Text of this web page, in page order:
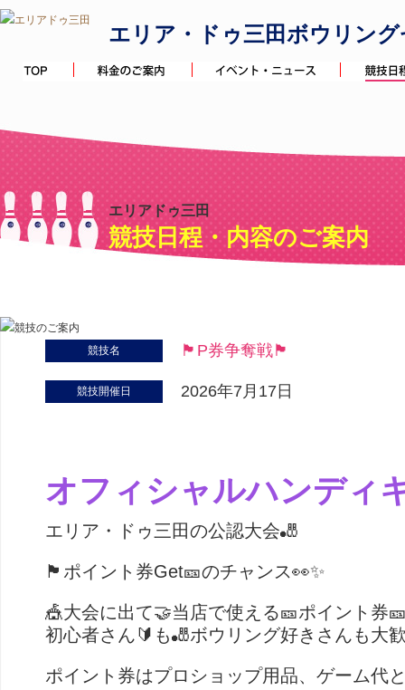
エリア・ドゥ三田ボウリン
エリアドゥ三田
競技日程・内容のご案内
競技名 🏴P券争奪戦🏴
競技開催日 2026年7月17日
オフィシャルハンディ
エリア・ドゥ三田の公認大会🎳
🏴ポイント券Get🎫のチャンス👀✨
🎪大会に出て🤝当店で使える🎫ポイント券
初心者さん🔰も🎳ボウリング好きさんも大
ポイント券はプロショップ用品、ゲーム代